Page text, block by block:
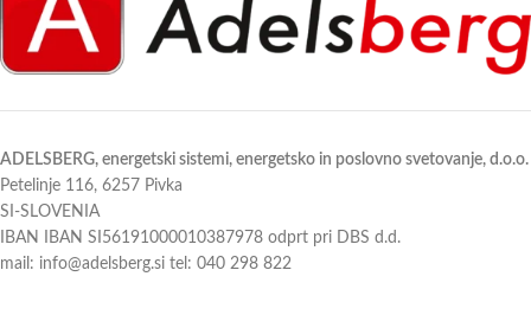
ADELSBERG, energetski sistemi, energetsko in poslovno svetovanje, d.o.o.
Petelinje 116, 6257 Pivka
SI-SLOVENIA
IBAN IBAN SI56191000010387978 odprt pri DBS d.d.
mail: info@adelsberg.si tel: 040 298 822